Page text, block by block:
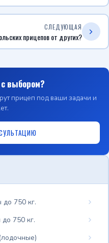
СЛЕДУЮЩАЯ
прицепов от других?
выбором?
прицеп под ваши задачи и
750 кг.
750 кг.